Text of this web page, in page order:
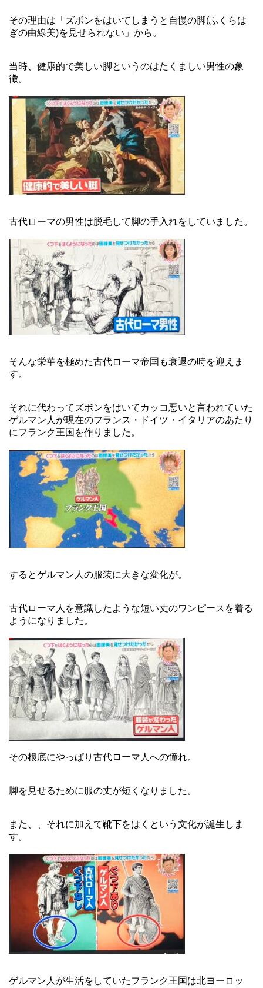
その理由は「ズボンをはいてしまうと自慢の脚(ふくらは
ぎの曲線美)を見せられない」から。
当時、健康的で美しい脚というのはたくましい男性の象
徴。
古代ローマの男性は脱毛して脚の手入れをしていました。
そんな栄華を極めた古代ローマ帝国も衰退の時を迎えま
す。
それに代わってズボンをはいてカッコ悪いと言われていた
ゲルマン人が現在のフランス・ドイツ・イタリアのあたり
にフランク王国を作りました。
するとゲルマン人の服装に大きな変化が。
古代ローマ人を意識したような短い丈のワンピースを着る
ようになりました。
その根底にやっぱり古代ローマ人への憧れ。
脚を見せるために服の丈が短くなりました。
また、、それに加えて靴下をはくという文化が誕生しま
す。
ゲルマン人が生活をしていたフランク王国は北ヨーロッ